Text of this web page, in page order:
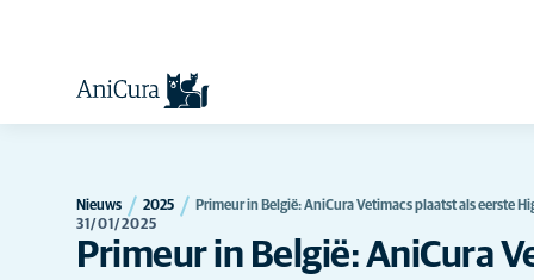
Nieuws 2025
Primeur in België: AniCura Vetimacs plaatst als eerste
31/01/2025
Primeur in België: AniCura